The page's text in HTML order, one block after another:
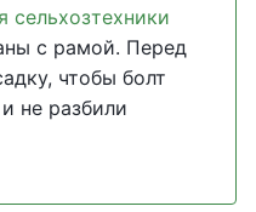
сельхозтехники
с рамой. Перед
чтобы болт
не разбили